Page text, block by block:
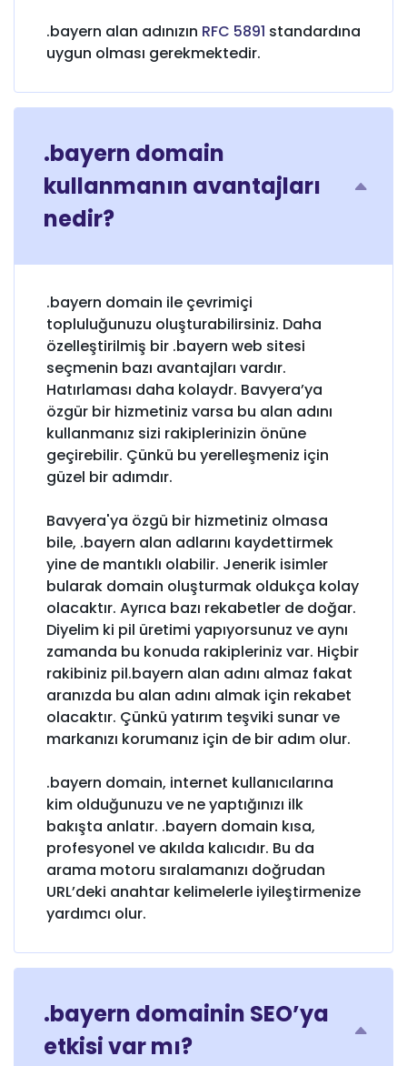
.bayern alan adınızın RFC 5891 standardına
uygun olması gerekmektedir.
.bayern domain
kullanmanın avantajları
nedir?
.bayern domain ile çevrimiçi
topluluğunuzu oluşturabilirsiniz. Daha
özelleştirilmiş bir .bayern web sitesi
seçmenin bazı avantajları vardır.
Hatırlaması daha kolaydr. Bavyera’ya
özgür bir hizmetiniz varsa bu alan adını
kullanmanız sizi rakiplerinizin önüne
geçirebilir. Çünkü bu yerelleşmeniz için
güzel bir adımdır.
Bavyera'ya özgü bir hizmetiniz olmasa
bile, .bayern alan adlarını kaydettirmek
yine de mantıklı olabilir. Jenerik isimler
bularak domain oluşturmak oldukça kolay
olacaktır. Ayrıca bazı rekabetler de doğar.
Diyelim ki pil üretimi yapıyorsunuz ve aynı
zamanda bu konuda rakipleriniz var. Hiçbir
rakibiniz pil.bayern alan adını almaz fakat
aranızda bu alan adını almak için rekabet
olacaktır. Çünkü yatırım teşviki sunar ve
markanızı korumanız için de bir adım olur.
.bayern domain, internet kullanıcılarına
kim olduğunuzu ve ne yaptığınızı ilk
bakışta anlatır. .bayern domain kısa,
profesyonel ve akılda kalıcıdır. Bu da
arama motoru sıralamanızı doğrudan
URL’deki anahtar kelimelerle iyileştirmenize
yardımcı olur.
.bayern domainin SEO’ya
etkisi var mı?